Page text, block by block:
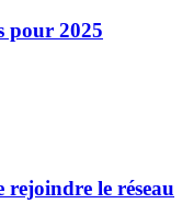
pour 2025
rejoindre le réseau